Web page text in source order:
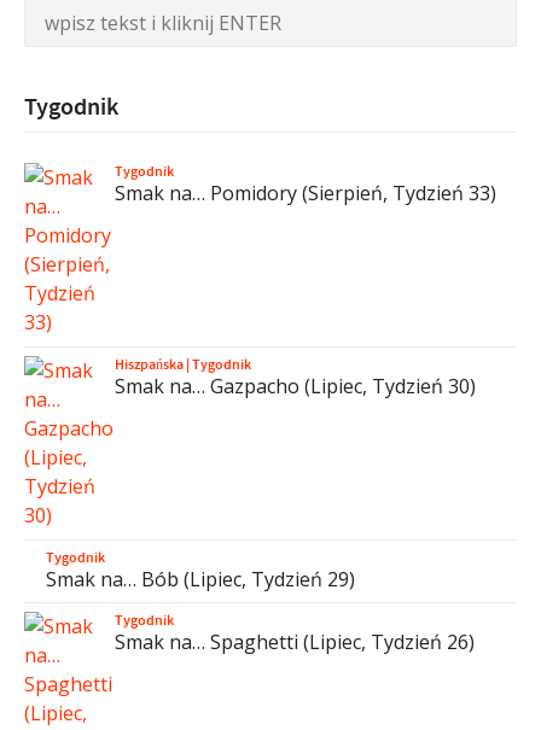
Tygodnik
Tygodnik
Smak na… Pomidory (Sierpień, Tydzień 33)
Hiszpańska|Tygodnik
Smak na… Gazpacho (Lipiec, Tydzień 30)
Tygodnik
Smak na… Bób (Lipiec, Tydzień 29)
Tygodnik
Smak na… Spaghetti (Lipiec, Tydzień 26)